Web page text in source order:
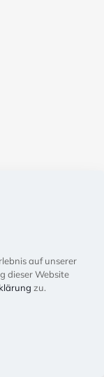
auf unserer
dieser Website
zu.